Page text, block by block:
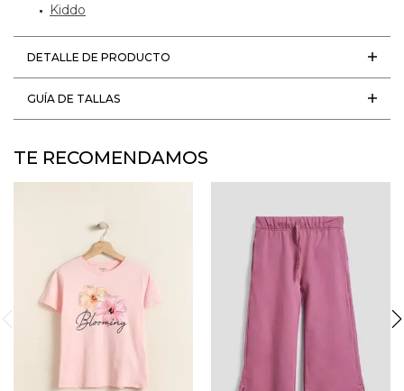
Kiddo
DETALLE DE PRODUCTO
GUÍA DE TALLAS
TE RECOMENDAMOS